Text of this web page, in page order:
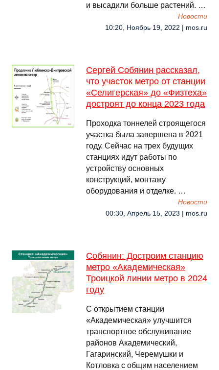
и высадили больше растений. …
Новости
10:20, Ноябрь 19, 2022 | mos.ru
Сергей Собянин рассказал,
что участок метро от станции
«Селигерская» до «Физтеха»
достроят до конца 2023 года
Проходка тоннелей строящегося
участка была завершена в 2021
году. Сейчас на трех будущих
станциях идут работы по
устройству основных
конструкций, монтажу
оборудования и отделке. …
Новости
00:30, Апрель 15, 2023 | mos.ru
Собянин: Достроим станцию
метро «Академическая»
Троицкой линии метро в 2024
году
С открытием станции
«Академическая» улучшится
транспортное обслуживание
районов Академический,
Гагаринский, Черемушки и
Котловка с общим населением